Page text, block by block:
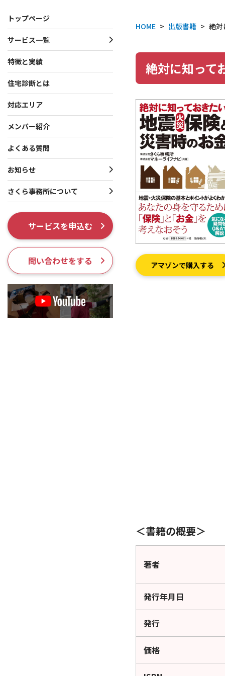
トップページ
サービス一覧
一戸建て向けサービス
マンション向けサービス
投資家向けサービス
共通サービス
調査系オプション
各種制度系オプション
特徴と実績
住宅診断とは
対応エリア
メンバー紹介
よくある質問
お知らせ
お知らせ
プレスリリース
さくら事務所について
会社概要
理念・行動指針
役員・創業者紹介
ISO 9001認証取得
テレビ出演・メディア掲
出版書籍情報
SNS
採用情報
サービスを申込む
問い合わせをする
HOME > 出版書籍 > 絶対
絶対に知って
アマゾンで購入する
＜書籍の概要＞
著者
発行年月日
発行
価格